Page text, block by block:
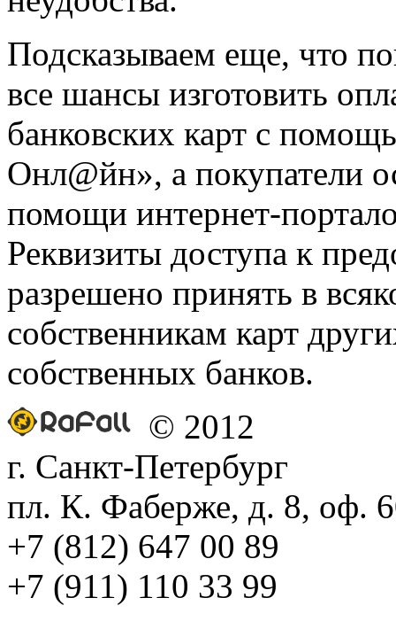
Подсказываем еще, что
все шансы изготовить
банковских карт с
Онл@йн», а покупатели
помощи интернет-
Реквизиты доступа к
разрешено принять в
собственникам карт
собственных банков.
© 2012
г. Санкт-Петербург
пл. К. Фаберже, д. 8, оф.
+7 (812) 647 00 89
+7 (911) 110 33 99